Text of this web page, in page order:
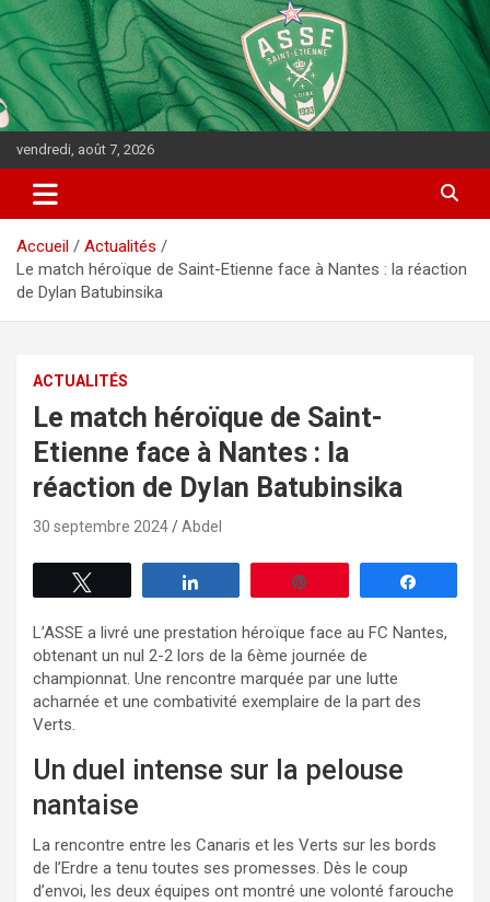
vendredi, août 7, 2026
Accueil
Actualités
Le match héroïque de Saint-Etienne face à Nantes : la réaction
de Dylan Batubinsika
ACTUALITÉS
Le match héroïque de Saint-
Etienne face à Nantes : la
réaction de Dylan Batubinsika
30 septembre 2024 Abdel
L’ASSE a livré une prestation héroïque face au FC Nantes,
obtenant un nul 2-2 lors de la 6ème journée de
championnat. Une rencontre marquée par une lutte
acharnée et une combativité exemplaire de la part des
Verts.
Un duel intense sur la pelouse
nantaise
La rencontre entre les Canaris et les Verts sur les bords
de l’Erdre a tenu toutes ses promesses. Dès le coup
d’envoi, les deux équipes ont montré une volonté farouche